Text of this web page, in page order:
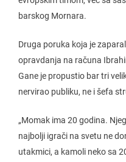
barskog Mornara.
Druga poruka koja je
opravdanja na računa
Gane je propustio bar tri
nervirao publiku, ne i šefa
„Momak ima 20 godina.
najbolji igrači na svetu ne
utakmici, a kamoli neko sa